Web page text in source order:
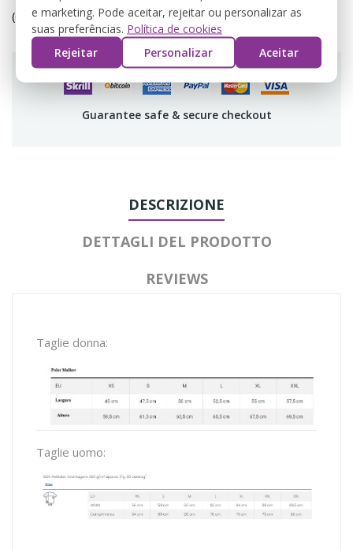
(editar com o módulo Customer Reassurance)
Guarantee safe & secure checkout
DESCRIZIONE
DETTAGLI DEL PRODOTTO
REVIEWS
Taglie donna:
Taglie uomo:
e marketing. Pode aceitar, rejeitar ou personalizar as
suas preferências. Política de cookies
Rejeitar
Personalizar Aceitar